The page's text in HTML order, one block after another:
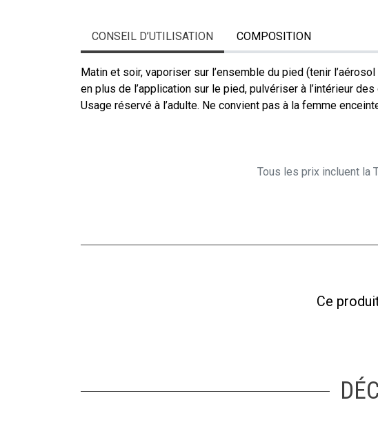
CONSEIL D’UTILISATION COMPOSITION
Matin et soir, vaporiser sur l’ensemble du pied (tenir
en plus de l’application sur le pied, pulvériser à l’intérieur
Usage réservé à l’adulte. Ne convient pas à la femme
Tous les prix incluent la
Ce